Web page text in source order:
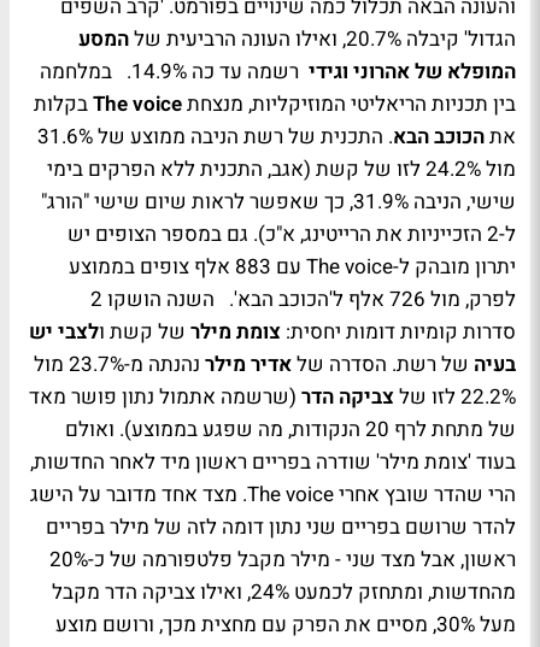
והעונה הבאה תכלול כמה שינויים בפורמט. 'קרב השפים
הגדול' קיבלה 20.7%, ואילו העונה הרביעית של
המסע
המופלא של אהרוני וגידי
רשמה עד כה 14.9%. במלחמה
בין תכניות הריאליטי המוזיקליות, מנצחתThe voiceבקלות
אתהכוכב הבא
. התכנית של רשת הניבה ממוצע של 31.6%
מול 24.2% לזו של קשת (אגב, התכנית ללא הפרקים בימי
שישי, הניבה 31.9%, כך שאפשר לראות שיום שישי "הורג"
ל-2 הזכייניות את הרייטינג, א"כ). גם במספר הצופים יש
יתרון מובהק ל-The voice
עם 883 אלף צופים בממוצע
לפרק, מול 726 אלף ל'הכוכב הבא'.
השנה הושקו 2
סדרות קומיות דומות יחסית: צומת מילר של קשת ולצבי יש
בעיה של רשת. הסדרה שלאדיר מילר
נהנתה מ-23.7% מול
22.2% לזו של
צביקה הדר (שרשמה אתמול נתון פושר מאד
של מתחת לרף 20 הנקודות, מה שפגע בממוצע). ואולם
בעוד 'צומת מילר' שודרה בפריים ראשון מיד לאחר החדשות,
הרי שהדר שובץ אחריThe voice. מצד אחד מדובר על הישג
להדר שרושם בפריים שני נתון דומה לזה של מילר בפריים
ראשון, אבל מצד שני - מילר מקבל פלטפורמה של כ-20%
מהחדשות, ומתחזק לכמעט 24%, ואילו צביקה הדר מקבל
מעל 30%, מסיים את הפרק עם מחצית מכך, ורושם מוצע